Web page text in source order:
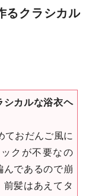
るクラシカル
シカルな浴衣ヘ
ておだんご風に
クが不要なの
んであるので崩
髪はあえてタ